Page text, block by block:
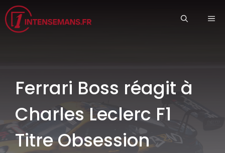
Aller
au
contenu
Ferrari Boss réagit à
Charles Leclerc F1
Titre Obsession